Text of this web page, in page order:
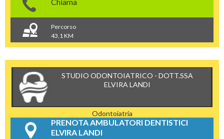
Percorso
43,1 KM
STUDIO ODONTOIATRICO - DOTT.SSA
ELVIRA LANDI
Odontoiatria
PRENOTA AMBULATORI DENTISTICI
ELVIRA LANDI